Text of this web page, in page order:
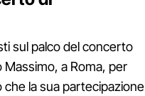
sul palco del concerto
Massimo, a Roma, per
che la sua partecipazione